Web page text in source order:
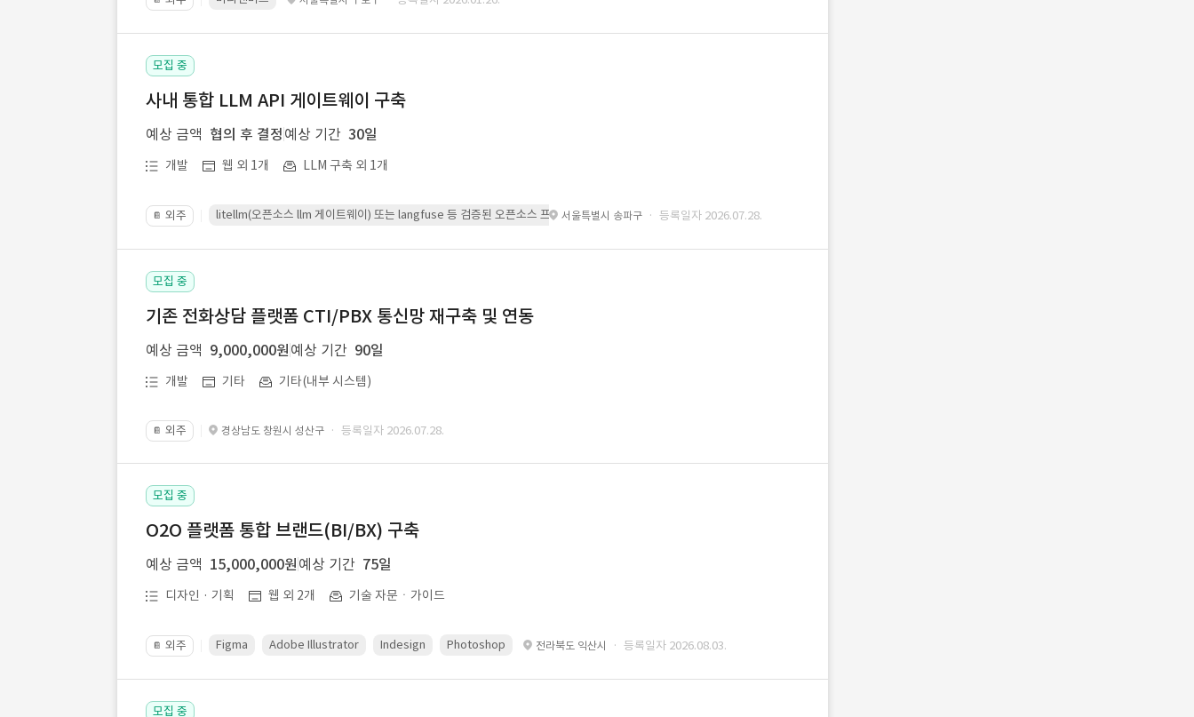
모집 중
사내 통합 LLM API 게이트웨이 구축
예상 금액 협의 후 결정 예상 기간 30일
개발 웹 외 1개 LLM 구축 외 1개
📔 외주 litellm(오픈소스 llm 게이트웨이) 또는 langfuse 등 검증된 오픈소스 프레임워크를 기반으로 시스템을 구축
서울특별시 송파구 · 등록일자 2026.07.28.
모집 중
기존 전화상담 플랫폼 CTI/PBX 통신망 재구축 및 연동
예상 금액 9,000,000원 예상 기간 90일
개발 기타 기타(내부 시스템)
📔 외주 경상남도 창원시 성산구 · 등록일자 2026.07.28.
모집 중
O2O 플랫폼 통합 브랜드(BI/BX) 구축
예상 금액 15,000,000원 예상 기간 75일
디자인 · 기획 웹 외 2개 기술 자문ㆍ가이드
📔 외주 Figma Adobe Illustrator Indesign Photoshop 전라북도 익산시 · 등록일자 2026.08.03.
모집 중